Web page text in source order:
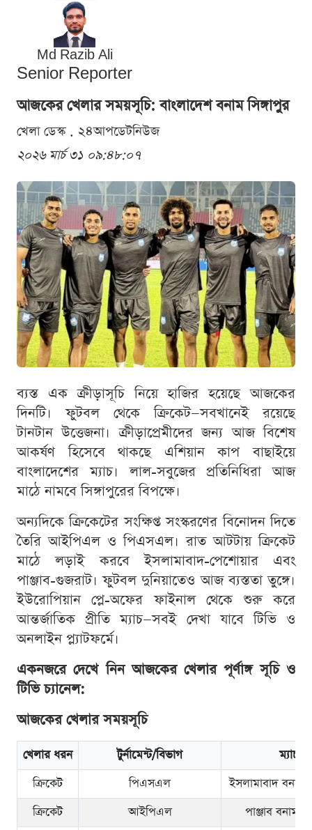
Md Razib Ali
Senior Reporter
আজকের খেলার সময়সূচি: বাংলাদেশ বনাম সিঙ্গাপুর
খেলা ডেস্ক . ২৪আপডেটনিউজ
২০২৬ মার্চ ৩১ ০৯:৪৮:০৭
ব্যস্ত এক ক্রীড়াসূচি নিয়ে হাজির হয়েছে আজকের
দিনটি। ফুটবল থেকে ক্রিকেট—সবখানেই রয়েছে
টানটান উত্তেজনা। ক্রীড়াপ্রেমীদের জন্য আজ বিশেষ
আকর্ষণ হিসেবে থাকছে এশিয়ান কাপ বাছাইয়ে
বাংলাদেশের ম্যাচ। লাল-সবুজের প্রতিনিধিরা আজ
মাঠে নামবে সিঙ্গাপুরের বিপক্ষে।
অন্যদিকে ক্রিকেটের সংক্ষিপ্ত সংস্করণের বিনোদন দিতে
তৈরি আইপিএল ও পিএসএল। রাত আটটায় ক্রিকেট
মাঠে লড়াই করবে ইসলামাবাদ-পেশোয়ার এবং
পাঞ্জাব-গুজরাট। ফুটবল দুনিয়াতেও আজ ব্যস্ততা তুঙ্গে।
ইউরোপিয়ান প্লে-অফের ফাইনাল থেকে শুরু করে
আন্তর্জাতিক প্রীতি ম্যাচ—সবই দেখা যাবে টিভি ও
অনলাইন প্ল্যাটফর্মে।
একনজরে দেখে নিন আজকের খেলার পূর্ণাঙ্গ সূচি ও
টিভি চ্যানেল:
আজকের খেলার সময়সূচি
খেলার ধরন টুর্নামেন্ট/বিভাগ
ম্যাচ
ক্রিকেট
পিএসএল
ইসলামাবাদ বনাম
ক্রিকেট
আইপিএল
পাঞ্জাব বনাম